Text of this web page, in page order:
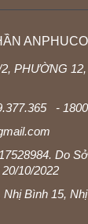
ANPHUCO
PHƯỜNG
-
Do
10/2022
Nhị Bình 15,